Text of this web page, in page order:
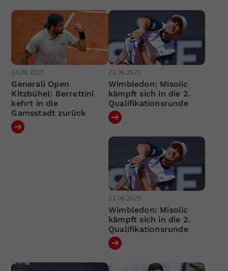
24.06.2025
Generali Open
Kitzbühel: Berrettini
kehrt in die
Gamsstadt zurück
23.06.2025
Wimbledon: Misolic
kämpft sich in die 2.
Qualifikationsrunde
23.06.2025
Wimbledon: Misolic
kämpft sich in die 2.
Qualifikationsrunde